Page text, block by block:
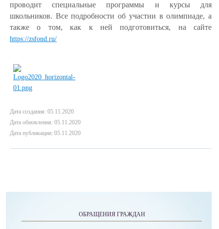
проводит специальные программы и курсы для
школьников. Все подробности об участии в олимпиаде, а
также о том, как к ней подготовиться, на сайте
https://zsfond.ru/
Дата создания: 05.11.2020
Дата обновления: 05.11.2020
Дата публикации: 05.11.2020
ОБРАЩЕНИЯ ГРАЖДАН